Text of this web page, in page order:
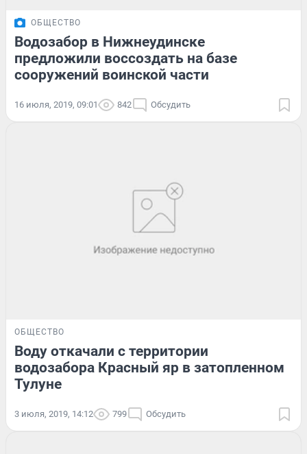
ОБЩЕСТВО
Водозабор в Нижнеудинске
предложили воссоздать на базе
сооружений воинской части
16 июля, 2019, 09:01 842 Обсудить
ОБЩЕСТВО
Воду откачали с территории
водозабора Красный яр в затопленном
Тулуне
3 июля, 2019, 14:12 799 Обсудить